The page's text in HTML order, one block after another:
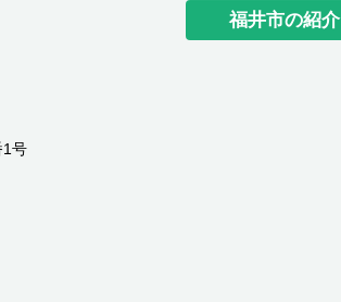
1号
福井市の紹介